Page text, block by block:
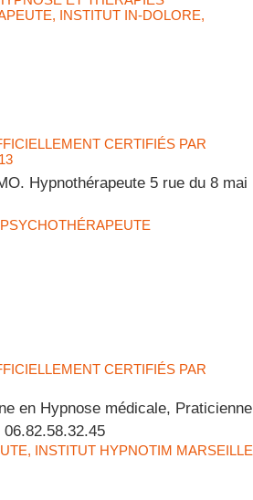
, INSTITUT IN-DOLORE,
CERTIFIÉS PAR
Hypnothérapeute 5 rue du 8 mai
PSYCHOTHÉRAPEUTE
CERTIFIÉS PAR
en Hypnose médicale, Praticienne
, INSTITUT HYPNOTIM MARSEILLE